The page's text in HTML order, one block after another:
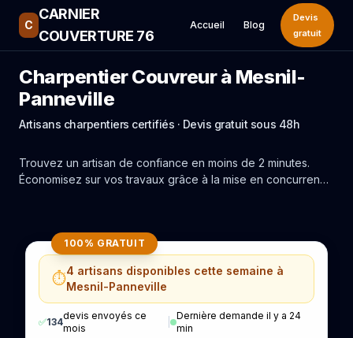
C
CARNIER
COUVERTURE 76
Accueil Blog
Devis
gratuit
Charpentier Couvreur à Mesnil-
Panneville
Artisans charpentiers certifiés · Devis gratuit sous 48h
Trouvez un artisan de confiance en moins de 2 minutes.
Économisez sur vos travaux grâce à la mise en concurrence
100% GRATUIT
⏱️4 artisans disponibles cette semaine à
Mesnil-Panneville
✅134
devis envoyés ce
mois
Dernière demande il y a 24
min